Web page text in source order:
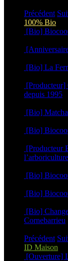
Précédent
100% Bio
[Bio]
[Bio] La
[Producteur]
depuis 1995
[Bio]
[Bio]
[Producteur
[Bio]
[Bio]
[Bio]
Cornebarrieu
Précédent
ID Maison
[Ouverture]